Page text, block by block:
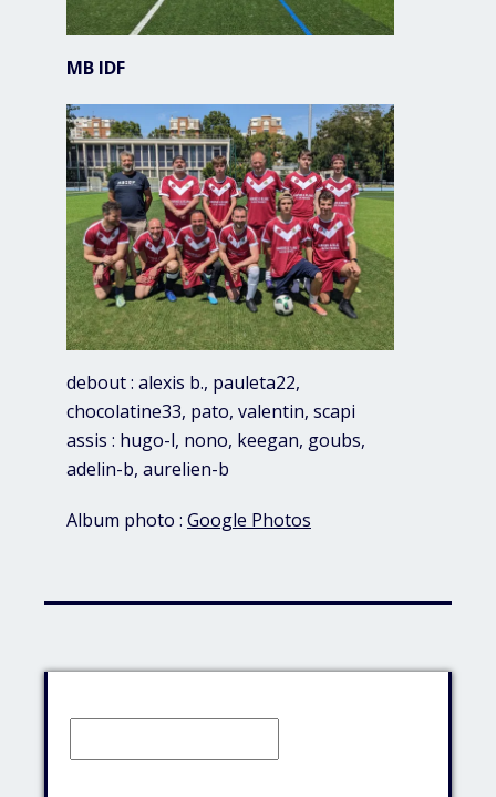
MB IDF
debout : alexis b., pauleta22,
chocolatine33, pato, valentin, scapi
assis : hugo-l, nono, keegan, goubs,
adelin-b, aurelien-b
Album photo : Google Photos